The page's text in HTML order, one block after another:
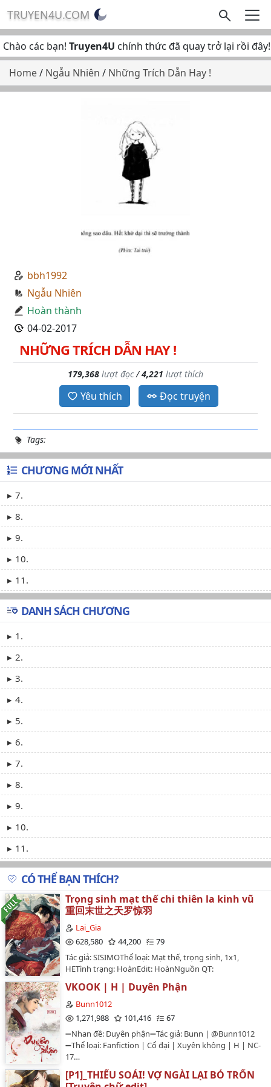
TRUYEN4U.COM
Chào các bạn! Truyen4U chính thức đã quay trở lại rồi
Home/ Ngẫu Nhiên / Những Trích Dẫn Hay !
bbh1992
Ngẫu Nhiên
Hoàn thành
04-02-2017
NHỮNG TRÍCH DẪN HAY !
179,368 lượt đọc/4,221 lượt thích
Yêu thích Đọc truyện
Tags:
CHƯƠNG MỚI NHẤT
7.
8.
9.
10.
11.
DANH SÁCH CHƯƠNG
1.
2.
3.
4.
5.
6.
7.
8.
9.
10.
11.
CÓ THỂ BẠN THÍCH?
Trọng sinh mạt thế chi thiên la kinh vũ
重回末世之天罗惊羽
Lai_Gia
628,580
44,200
79
Tác giả: SISIMOThể loại: Mạt thế, trọng sinh, 1x1,
HETình trạng: HoànEdit: HoànNguồn QT:
tangthuvien.comVăn ánMạt thế giáng lâm, tang thi
hoành hành.Có được hệ thống trò chơi tức là nghịch
hiên? NO!Những giáo huấn đẫm máu mà Thẩm Trì đã
trải qua nói cho hắn biết, mang theo hệ thống trò chơi
nhiệm chỉ đổi lại kết quả bị bắt vào sở nghiên cứu,
ngày ngày bị thái mỏng thôi...*: sống phô trương,
không để ý đến xung quanhTrọng sinh về một ngày
trước tận thế, Thẩm Trì thề đời này phải tìm kiếm
người kia mà sống nương tựa vào nhau, chẳng sợ y là
VKOOK | H | Duyên Phận
Bunn1012
1,271,988
101,416
67
➖Nhan đề: Duyên phận➖Tác giả: Bunn | @Bunn1012
➖Thể loại: Fanfiction | Cổ đại | Xuyên không | H | NC-
17…
[P1]_THIẾU SOÁI! VỢ NGÀI LẠI BỎ TRỐN